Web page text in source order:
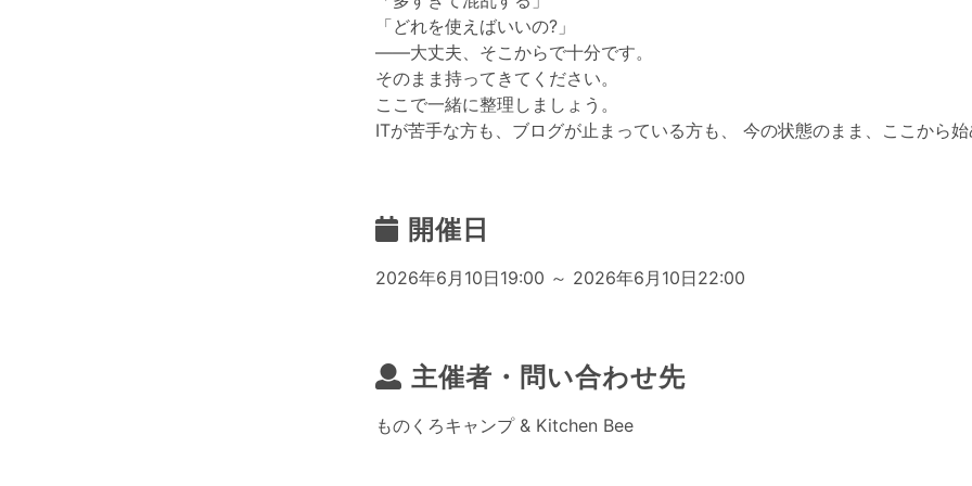
「どれを使えばいいの?」
——大丈夫、そこからで十分です。
そのまま持ってきてください。
ここで一緒に整理しましょう。
ITが苦手な方も、ブログが止まっている方も、 今の状態のまま、ここから始
開催日
2026年6月10日19:00 ～ 2026年6月10日22:00
主催者・問い合わせ先
ものくろキャンプ & Kitchen Bee